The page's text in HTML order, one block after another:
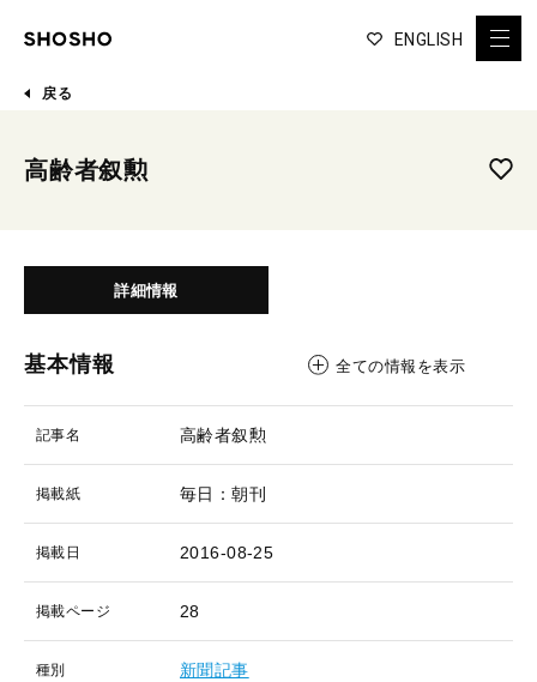
ENGLISH
戻る
高齢者叙勲
詳細情報
基本情報 全ての情報を表示
記事名 高齢者叙勲
掲載紙 毎日：朝刊
掲載日 2016-08-25
掲載ページ 28
種別 新聞記事